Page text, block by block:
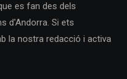
es fan des dels
d'Andorra. Si ets
la nostra redacció i activa